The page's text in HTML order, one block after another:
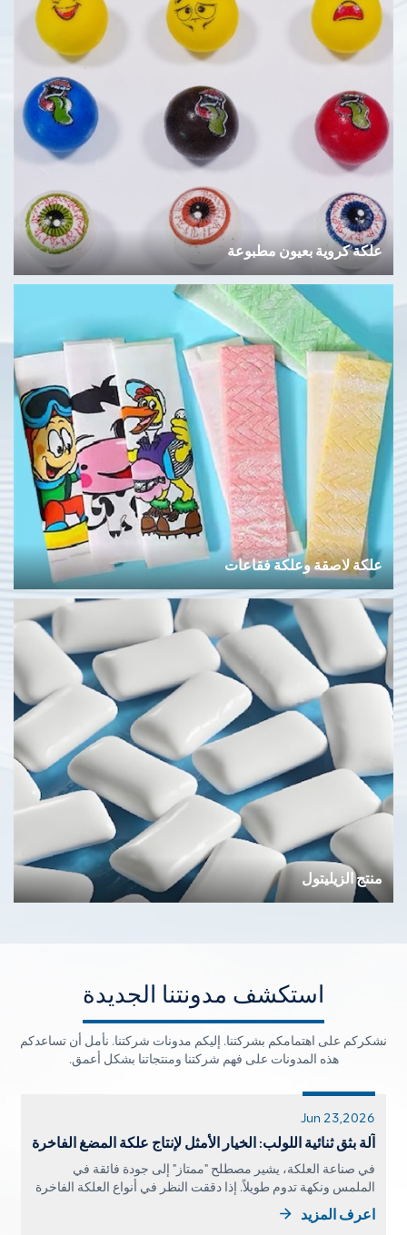
علكة كروية بعيون مطبوعة
علكة لاصقة وعلكة فقاعات
منتج الزيليتول
استكشف مدونتنا الجديدة
نشكركم على اهتمامكم بشركتنا. إليكم مدونات شركتنا. نأمل أن تساعدكم
هذه المدونات على فهم شركتنا ومنتجاتنا بشكل أعمق.
May 22,2026
أساسيات مصنع جديد للزيليتول: عملية الإنتاج وخطة
التوظيف
للمستثمرين ومديري المصانع الذين يخططون لمشروع جديد خط
إنتاج الزيليتولإنّ وجود آلية إنتاج واضحة ومتكاملة، إلى جانب خطة
توظيف علمية ومنطقية، هو مفتاح الإطلاق السلس والتشغيل